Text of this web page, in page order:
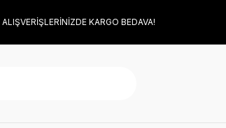
KARGO BEDAVA!